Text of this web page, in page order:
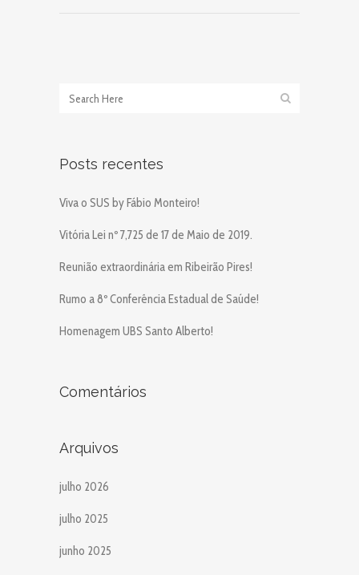
Posts recentes
Viva o SUS by Fábio Monteiro!
Vitória Lei nº 7,725 de 17 de Maio de 2019.
Reunião extraordinária em Ribeirão Pires!
Rumo a 8º Conferência Estadual de Saúde!
Homenagem UBS Santo Alberto!
Comentários
Arquivos
julho 2026
julho 2025
junho 2025